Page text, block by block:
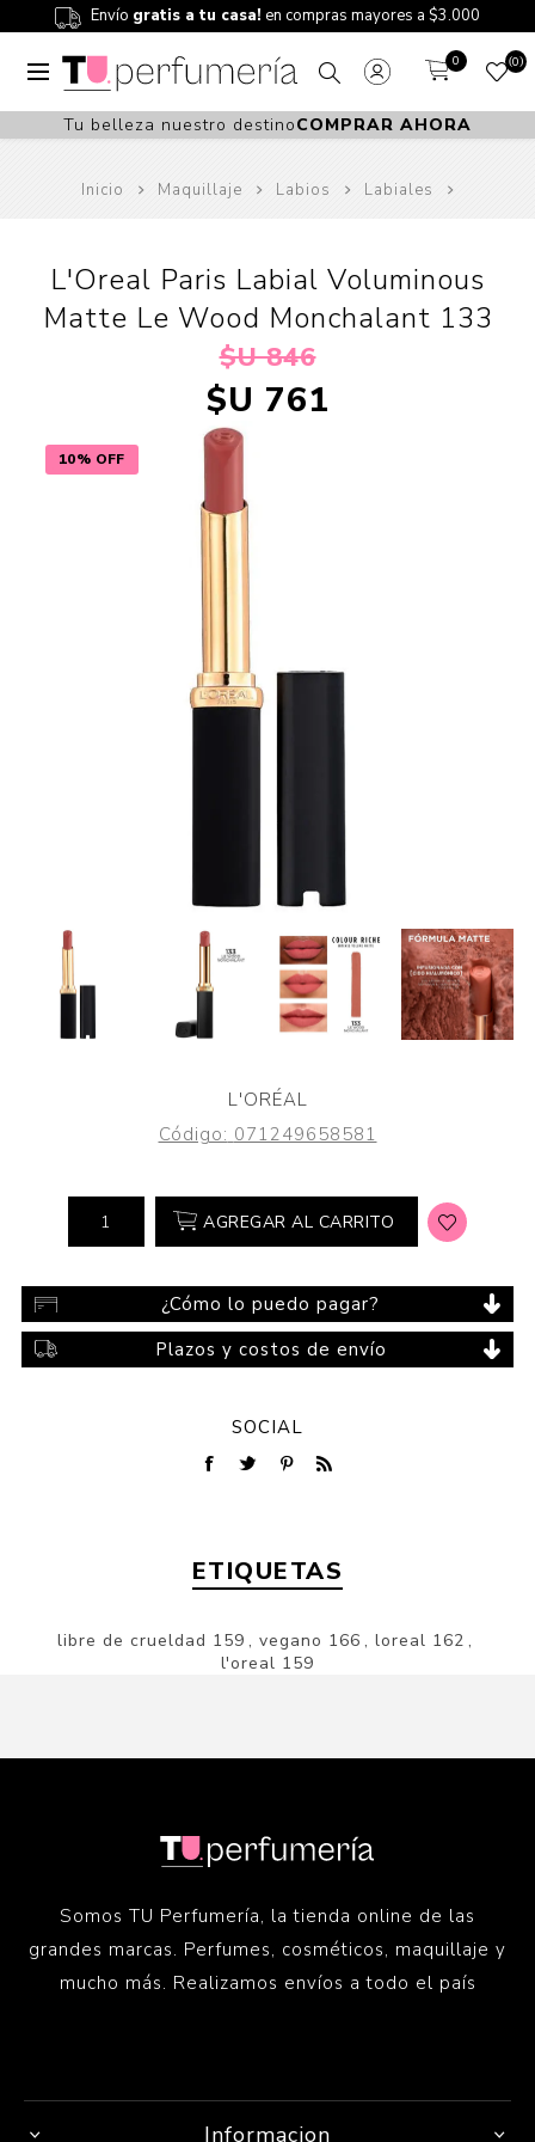
Envío gratis a tu casa! en compras mayores a $3.000
0 0
Tu belleza nuestro destinoCOMPRAR AHORA
Inicio Maquillaje Labios Labiales
10% OFF
L'Oreal Paris Labial Voluminous
Matte Le Wood Monchalant 133
$U 846
$U 761
L'ORÉAL
Código: 071249658581
AGREGAR AL CARRITO
¿Cómo lo puedo pagar?
Plazos y costos de envío
SOCIAL
ETIQUETAS
libre de crueldad 159 , vegano 166 , loreal 162 ,
l'oreal 159
Somos TU Perfumería, la tienda online de las
grandes marcas. Perfumes, cosméticos, maquillaje y
mucho más. Realizamos envíos a todo el país
Informacion